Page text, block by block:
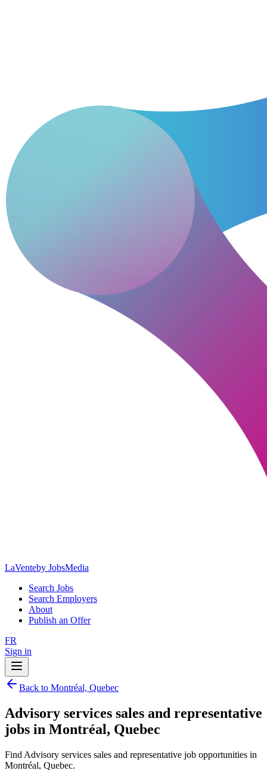
LaVenteby JobsMedia
Search Jobs
Search Employers
About
Publish an Offer
FR
Sign in
Back to Montréal, Quebec
Advisory services sales and representative
jobs in Montréal, Quebec
Find Advisory services sales and representative job opportunities in
Montréal, Quebec.